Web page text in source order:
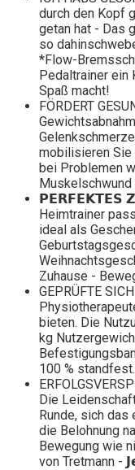
durch den Kopf
getan hat - Das
so
*Flow-
Pedaltrainer ein
Spaß macht!
FÖRDERT
mobilisieren Sie
bei Problemen
Muskelschwund
𝗣𝗘𝗥𝗙𝗘𝗞𝗧𝗘𝗦
Heimtrainer
ideal als
Zuhause -
GEPRÜFTE
bieten. Die
kg
100 % standfest.
Die
Runde, sich das
die Belohnung
Bewegung wie
von Tretmann -